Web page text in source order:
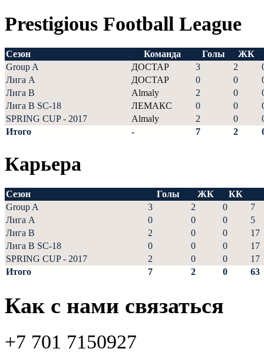
Prestigious Football League
Сезон Команда Голы
ЖК
Group A
ДОСТАР 3 2
Лига А
ДОСТАР 0 0
Лига В
Almaly 2 0
Лига В SC-18
ЛЕМАКС 0 0
SPRING CUP - 2017
Almaly 2 0
Итого
- 7 2
Карьера
Сезон Голы ЖК
КК
Group A
3 2 0
7
Лига А
0 0 0
5
Лига В
2 0 0
17
Лига В SC-18
0 0 0
17
SPRING CUP - 2017
2 0 0
17
Итого
7 2 0 63
Как с нами связаться
+7 701 7150927